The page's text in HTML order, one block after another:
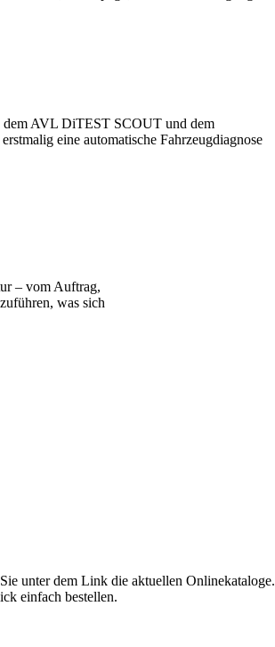
dem AVL DiTEST SCOUT und dem
eine automatische Fahrzeugdiagnose
– vom Auftrag,
was sich
unter dem Link die aktuellen Onlinekataloge.
einfach bestellen.